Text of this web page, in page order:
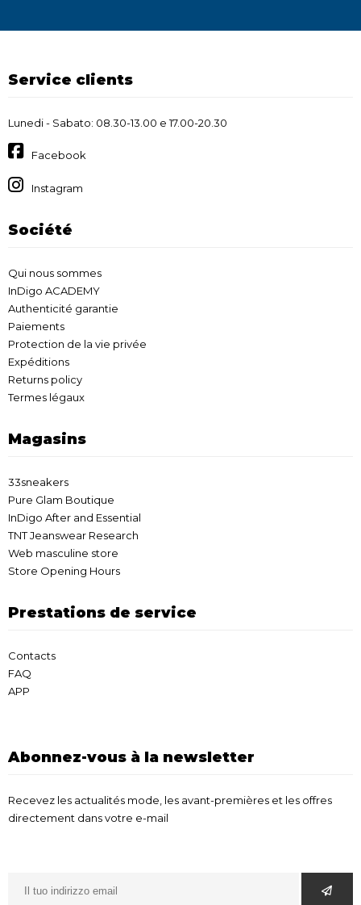
Service clients
Lunedi - Sabato: 08.30-13.00 e 17.00-20.30
Facebook
Instagram
Société
Qui nous sommes
InDigo ACADEMY
Authenticité garantie
Paiements
Protection de la vie privée
Expéditions
Returns policy
Termes légaux
Magasins
33sneakers
Pure Glam Boutique
InDigo After and Essential
TNT Jeanswear Research
Web masculine store
Store Opening Hours
Prestations de service
Contacts
FAQ
APP
Abonnez-vous à la newsletter
Recevez les actualités mode, les avant-premières et les offres
directement dans votre e-mail